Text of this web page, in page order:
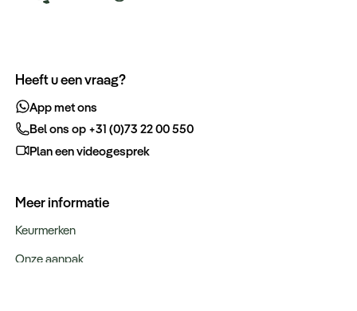
Heeft u een vraag?
App met ons
Bel ons op +31 (0)73 22 00 550
Plan een videogesprek
Meer informatie
Keurmerken
Onze aanpak